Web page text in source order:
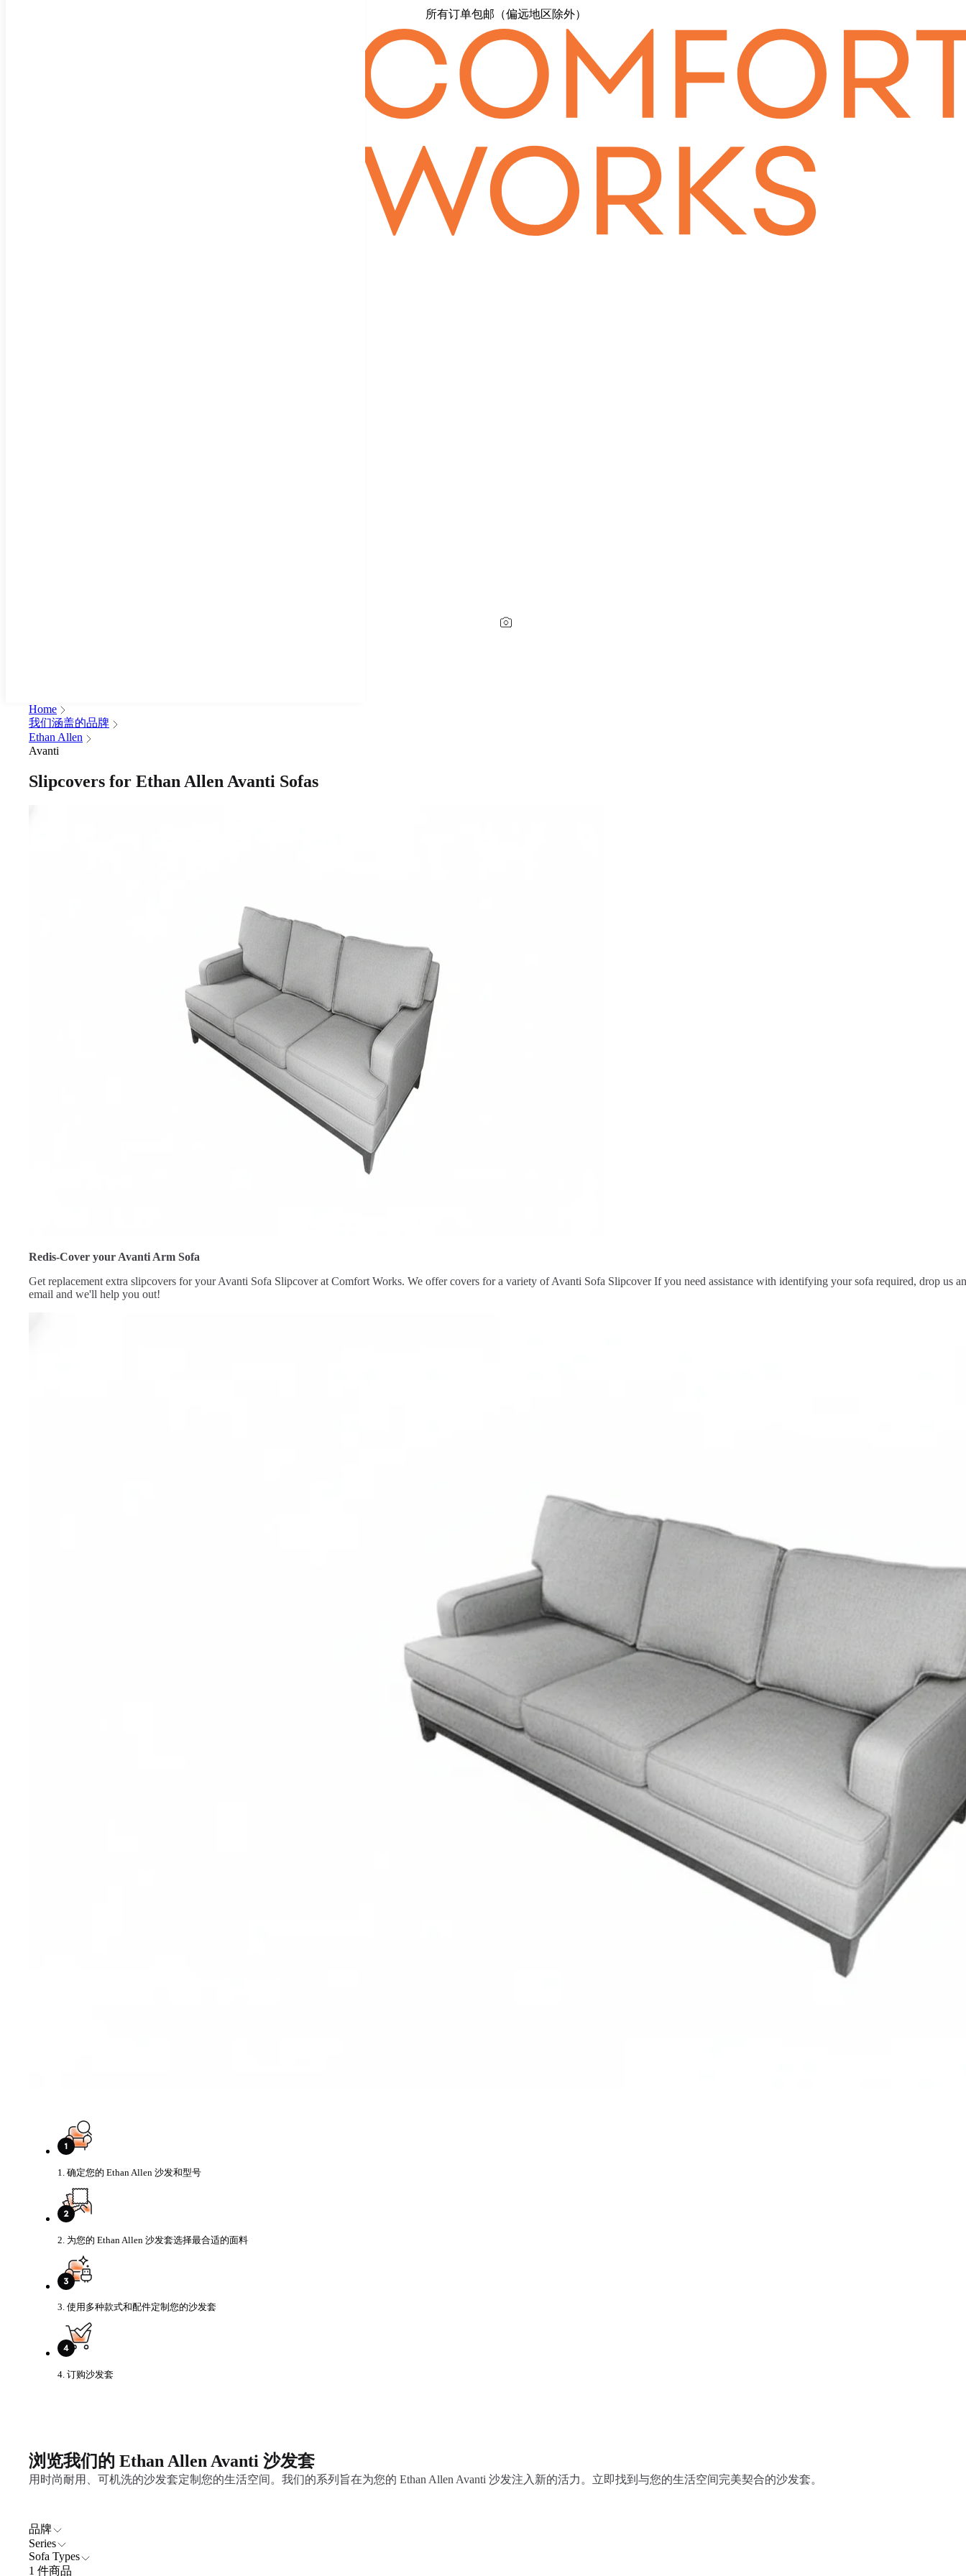
所有订单包邮（偏远地区除外）
Home
我们涵盖的品牌
Ethan Allen
Avanti
Slipcovers for Ethan Allen Avanti Sofas
Redis-Cover your Avanti Arm Sofa
Get replacement extra slipcovers for your Avanti Sofa Slipcover at Comfort Works. We offer covers for a variety of Avanti Sofa Slipcover If you need assistance with identifying your sofa required, drop us an
email and we'll help you out!
1. 确定您的 Ethan Allen 沙发和型号
2. 为您的 Ethan Allen 沙发套选择最合适的面料
3. 使用多种款式和配件定制您的沙发套
4. 订购沙发套
浏览我们的 Ethan Allen Avanti 沙发套
用时尚耐用、可机洗的沙发套定制您的生活空间。我们的系列旨在为您的 Ethan Allen Avanti 沙发注入新的活力。立即找到与您的生活空间完美契合的沙发套。
品牌
Series
Sofa Types
1 件商品